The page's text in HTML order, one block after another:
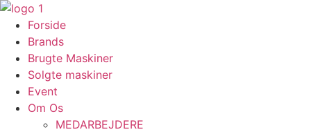
Videre
indhold
Forside
Brands
Brugte Maskiner
Solgte maskiner
Event
Om Os
MEDARBEJDERE